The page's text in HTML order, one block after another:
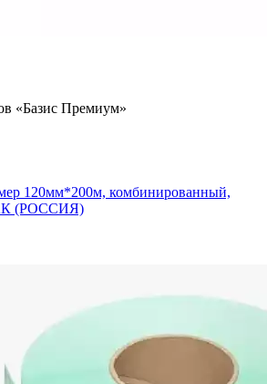
«Базис Премиум»
120мм*200м, комбинированный,
(РОССИЯ)